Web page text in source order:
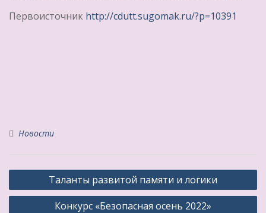
Первоисточник http://cdutt.sugomak.ru/?p=10391
Новости
Навигация
по
Таланты развитой памяти и логики
Конкурс «Безопасная осень 2022»